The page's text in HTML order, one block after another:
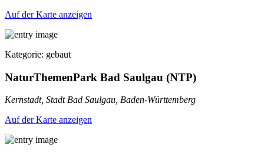
Auf der Karte anzeigen
Kategorie: gebaut
NaturThemenPark Bad Saulgau (NTP)
Kernstadt, Stadt Bad Saulgau, Baden-Württemberg
Auf der Karte anzeigen